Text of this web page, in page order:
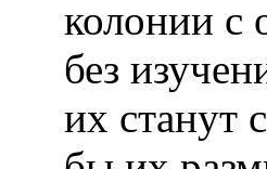
колонии с
без
их станут